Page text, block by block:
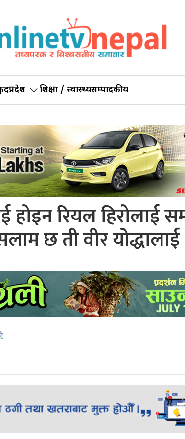
प्रदेश शिक्षा / स्वास्थ्यसम्पादकीय
होइन रियल हिरोलाई
छ ती वीर योद्धालाई